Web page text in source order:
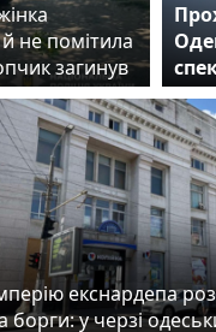
й не помітила
загинув
екснардепа
борги: у черзі